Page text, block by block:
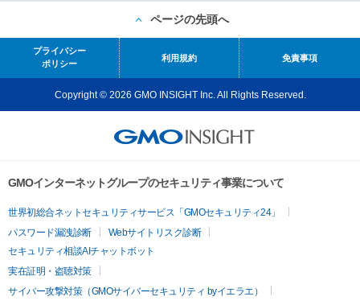
ページの先頭へ
プライバシー
ポリシー
利用規約 免責事項
Copyright © 2026 GMO INSIGHT Inc. All Rights Reserved.
GMOインターネットグループのセキュリティ事業について
世界初総合ネットセキュリティサービス「GMOセキュリティ24」
パスワード漏洩診断
Webサイトリスク診断
セキュリティ相談AIチャットボット
実在証明・盗聴対策
サイバー攻撃対策（GMOサイバーセキュリティ byイエラエ）